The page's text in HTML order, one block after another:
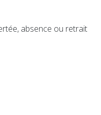
absence ou retrait